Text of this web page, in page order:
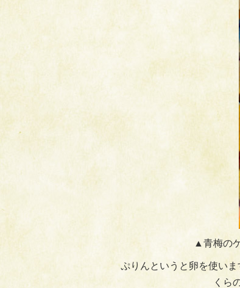
▲青梅の
ぷりんというと卵を使い
くら